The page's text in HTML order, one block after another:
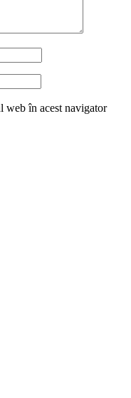
web în acest navigator